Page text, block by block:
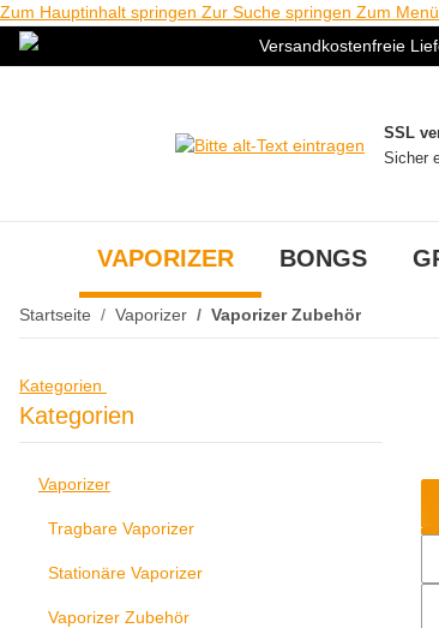
Zum Hauptinhalt springen Zur Suche springen Zum
Versandkostenfreie
SSL
Sicher
VAPORIZER BONGS
Startseite Vaporizer Vaporizer Zubehör
Kategorien
Kategorien
Vaporizer
Tragbare Vaporizer
Stationäre Vaporizer
Vaporizer Zubehör